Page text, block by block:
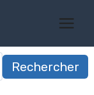
Rechercher